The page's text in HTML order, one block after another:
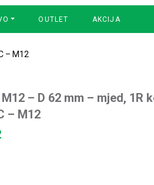
OUTLET AKCIJA
– M12
– D 62 mm – mjed, 1R
– M12